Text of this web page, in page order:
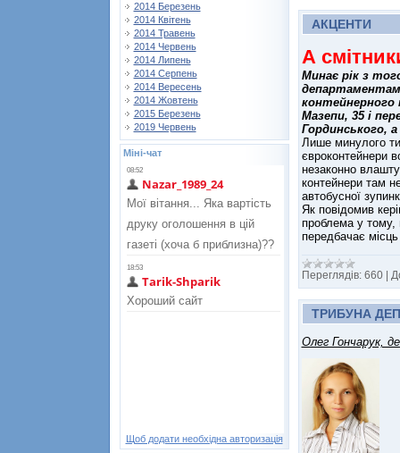
2014 Березень
2014 Квітень
2014 Травень
2014 Червень
2014 Липень
2014 Серпень
2014 Вересень
2014 Жовтень
2015 Березень
2019 Червень
Міні-чат
Щоб додати необхідна авторизація
АКЦЕНТИ
А
Минає рік з
департаментам
контейнерного
Мазепи, 35 і
Гординського,
Лише минулого
євроконтейнери
незаконно
контейнери там
автобусної
Як повідомив
проблема у тому,
передбачає
Переглядів: 660 |
ТРИБУНА
Олег Гончарук,